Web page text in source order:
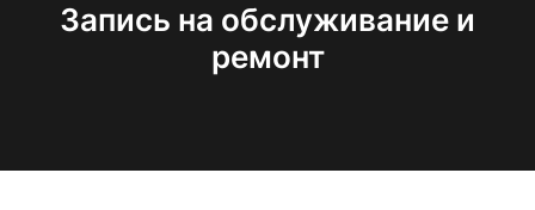
Запись на обслуживание и
ремонт